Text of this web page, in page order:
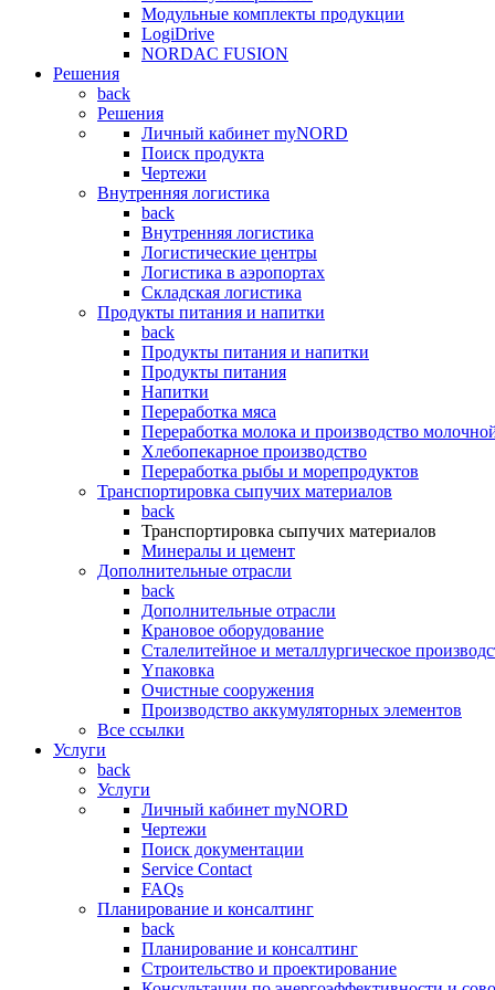
Модульные комплекты продукции
LogiDrive
NORDAC FUSION
Решения
back
Решения
Личный кабинет myNORD
Поиск продукта
Чертежи
Внутренняя логистика
back
Внутренняя логистика
Логистические центры
Логистика в аэропортах
Складская логистика
Продукты питания и напитки
back
Продукты питания и напитки
Продукты питания
Напитки
Переработка мяса
Переработка молока и производство
Хлебопекарное производство
Переработка рыбы и морепродуктов
Транспортировка сыпучих материалов
back
Транспортировка сыпучих материалов
Минералы и цемент
Дополнительные отрасли
back
Дополнительные отрасли
Крановое оборудование
Сталелитейное и металлургическое
Yпаковка
Очистные сооружения
Производство аккумуляторных элементов
Все ссылки
Услуги
back
Услуги
Личный кабинет myNORD
Чертежи
Поиск документации
Service Contact
FAQs
Планирование и консалтинг
back
Планирование и консалтинг
Строительство и проектирование